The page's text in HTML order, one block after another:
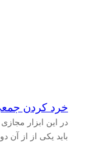
خرد کردن
در این ابزار
باید یکی از از آن